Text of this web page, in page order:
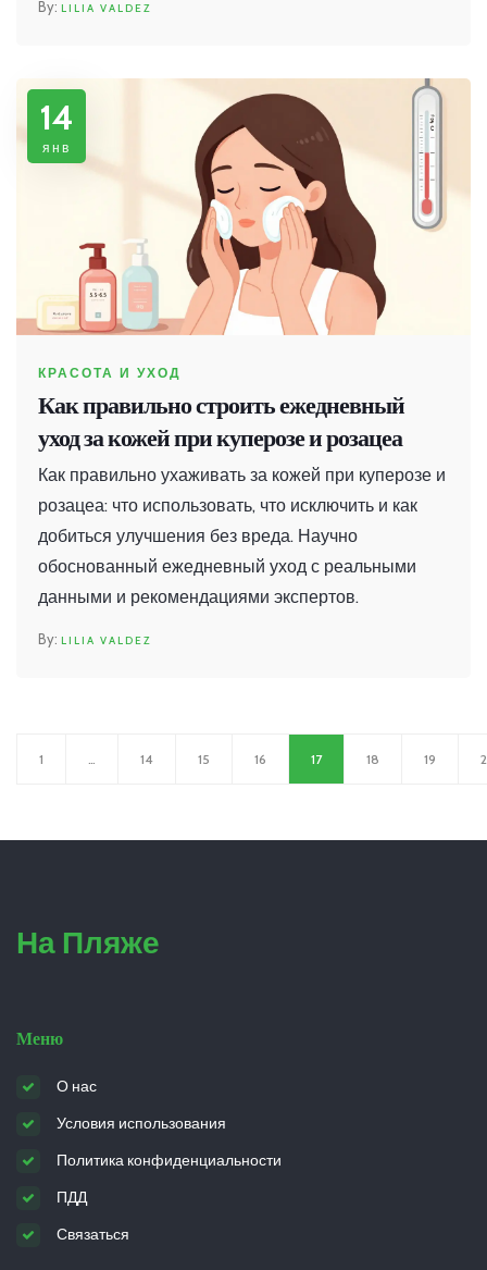
LILIA VALDEZ
14
янв
КРАСОТА И УХОД
Как правильно строить ежедневный
уход за кожей при куперозе и розацеа
Как правильно ухаживать за кожей при куперозе и
розацеа: что использовать, что исключить и как
добиться улучшения без вреда. Научно
обоснованный ежедневный уход с реальными
данными и рекомендациями экспертов.
LILIA VALDEZ
1 14 15 16 17 18 19
На Пляже
Меню
О нас
Условия использования
Политика конфиденциальности
ПДД
Связаться